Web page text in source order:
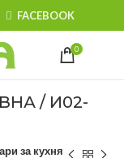
FACEBOOK
0
/ И02-
за кухня